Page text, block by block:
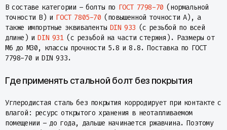
В составе категории – болты по ГОСТ 7798-70 (нормальной
точности B) и ГОСТ 7805-70 (повышенной точности A), а
также импортные эквиваленты DIN 933 (с резьбой по всей
длине) иDIN 931 (с резьбой на части стержня). Размеры от
М6 до М30, классы прочности 5.8 и 8.8. Поставка по ГОСТ
7798-70 и DIN 933.
Где применять стальной болт без покрытия
Углеродистая сталь без покрытия корродирует при контакте с
влагой: ресурс открытого хранения в неотапливаемом
помещении – до года, дальше начинается ржавчина. Поэтому